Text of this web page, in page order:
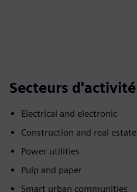
Secteurs d'activité
Electrical and electronic
Construction and real estate
Power utilities
Pulp and paper
Smart urban communities